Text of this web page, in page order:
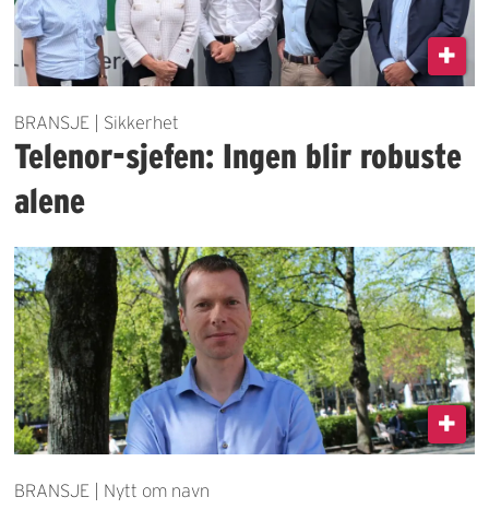
BRANSJE | Sikkerhet
Telenor-sjefen: Ingen blir robuste
alene
BRANSJE | Nytt om navn